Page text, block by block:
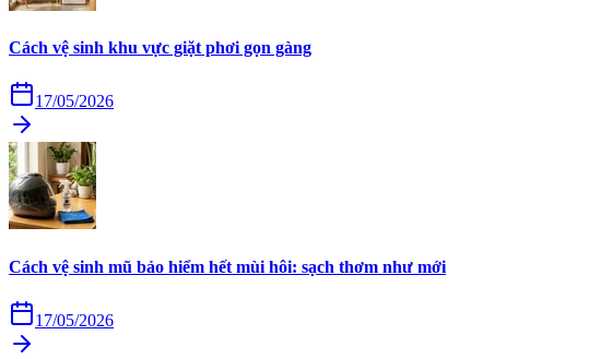
Cách vệ sinh khu vực giặt phơi gọn gàng
17/05/2026
Cách vệ sinh mũ bảo hiểm hết mùi hôi: sạch thơm như mới
17/05/2026